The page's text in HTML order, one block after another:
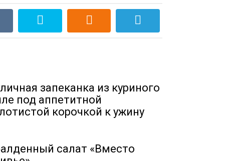
запеканка из куриного
под аппетитной
корочкой к ужину
салат «Вместо